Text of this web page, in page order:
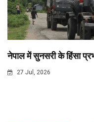
नेपाल में सुनसरी के हिंसा
27 Jul, 2026